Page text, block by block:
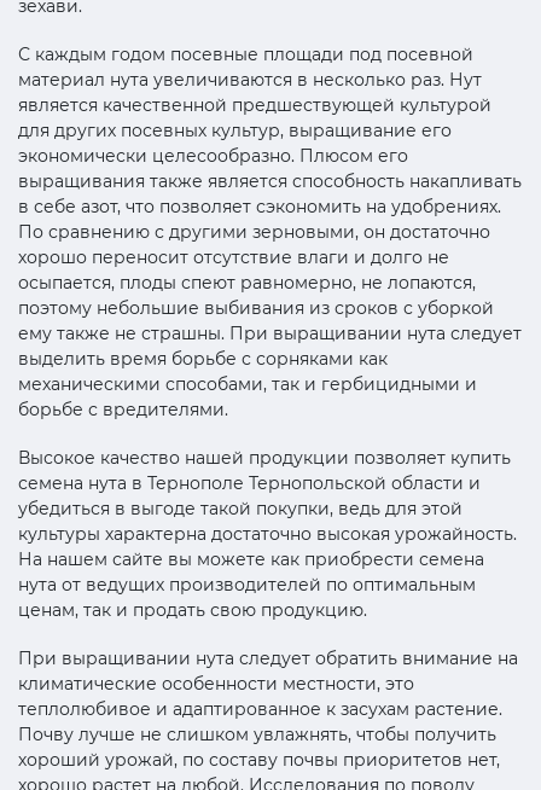
зехави.
С каждым годом посевные площади под посевной
материал нута увеличиваются в несколько раз. Нут
является качественной предшествующей культурой
для других посевных культур, выращивание его
экономически целесообразно. Плюсом его
выращивания также является способность накапливать
в себе азот, что позволяет сэкономить на удобрениях.
По сравнению с другими зерновыми, он достаточно
хорошо переносит отсутствие влаги и долго не
осыпается, плоды спеют равномерно, не лопаются,
поэтому небольшие выбивания из сроков с уборкой
ему также не страшны. При выращивании нута следует
выделить время борьбе с сорняками как
механическими способами, так и гербицидными и
борьбе с вредителями.
Высокое качество нашей продукции позволяет купить
семена нута в Тернополе Тернопольской области и
убедиться в выгоде такой покупки, ведь для этой
культуры характерна достаточно высокая урожайность.
На нашем сайте вы можете как приобрести семена
нута от ведущих производителей по оптимальным
ценам, так и продать свою продукцию.
При выращивании нута следует обратить внимание на
климатические особенности местности, это
теплолюбивое и адаптированное к засухам растение.
Почву лучше не слишком увлажнять, чтобы получить
хороший урожай, по составу почвы приоритетов нет,
хорошо растет на любой. Исследования по поводу